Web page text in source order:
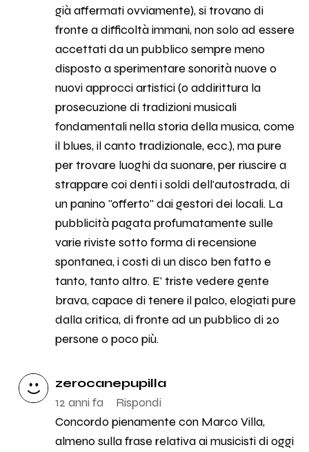
già affermati ovviamente), si trovano di
fronte a difficoltà immani, non solo ad essere
accettati da un pubblico sempre meno
disposto a sperimentare sonorità nuove o
nuovi approcci artistici (o addirittura la
prosecuzione di tradizioni musicali
fondamentali nella storia della musica, come
il blues, il canto tradizionale, ecc.), ma pure
per trovare luoghi da suonare, per riuscire a
strappare coi denti i soldi dell'autostrada, di
un panino "offerto" dai gestori dei locali. La
pubblicità pagata profumatamente sulle
varie riviste sotto forma di recensione
spontanea, i costi di un disco ben fatto e
tanto, tanto altro. E' triste vedere gente
brava, capace di tenere il palco, elogiati pure
dalla critica, di fronte ad un pubblico di 20
persone o poco più.
zerocanepupilla
12 anni fa
Rispondi
Concordo pienamente con Marco Villa,
almeno sulla frase relativa ai musicisti di oggi